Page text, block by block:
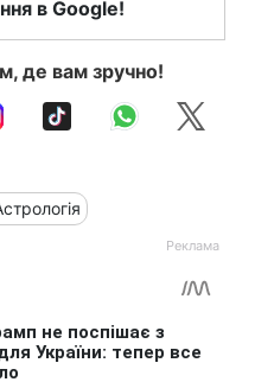
в Google!
де вам зручно!